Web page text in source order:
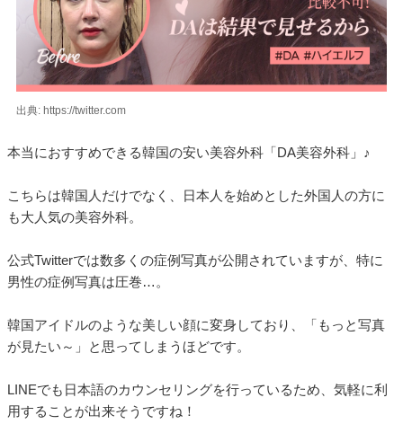
出典: https://twitter.com
本当におすすめできる韓国の安い美容外科「DA美容外科」♪
こちらは韓国人だけでなく、日本人を始めとした外国人の方に
も大人気の美容外科。
公式Twitterでは数多くの症例写真が公開されていますが、特に
男性の症例写真は圧巻…。
韓国アイドルのような美しい顔に変身しており、「もっと写真
が見たい～」と思ってしまうほどです。
LINEでも日本語のカウンセリングを行っているため、気軽に利
用することが出来そうですね！